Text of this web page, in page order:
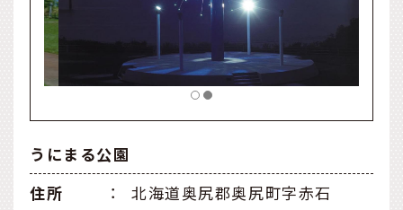
うにまる公園
住所
：
北海道奥尻郡奥尻町字赤石